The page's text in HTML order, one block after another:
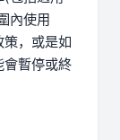
內使用
策，或是如
會暫停或終